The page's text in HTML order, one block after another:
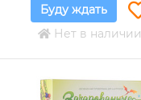
Буду ждать
Нет в наличии